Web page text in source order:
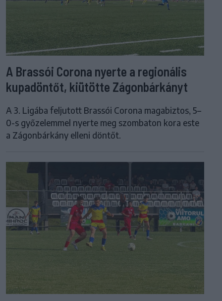
A Brassói Corona nyerte a regionális
kupadöntőt, kiütötte Zágonbárkányt
A 3. Ligába feljutott Brassói Corona magabiztos, 5–
0-s győzelemmel nyerte meg szombaton kora este
a Zágonbárkány elleni döntőt.